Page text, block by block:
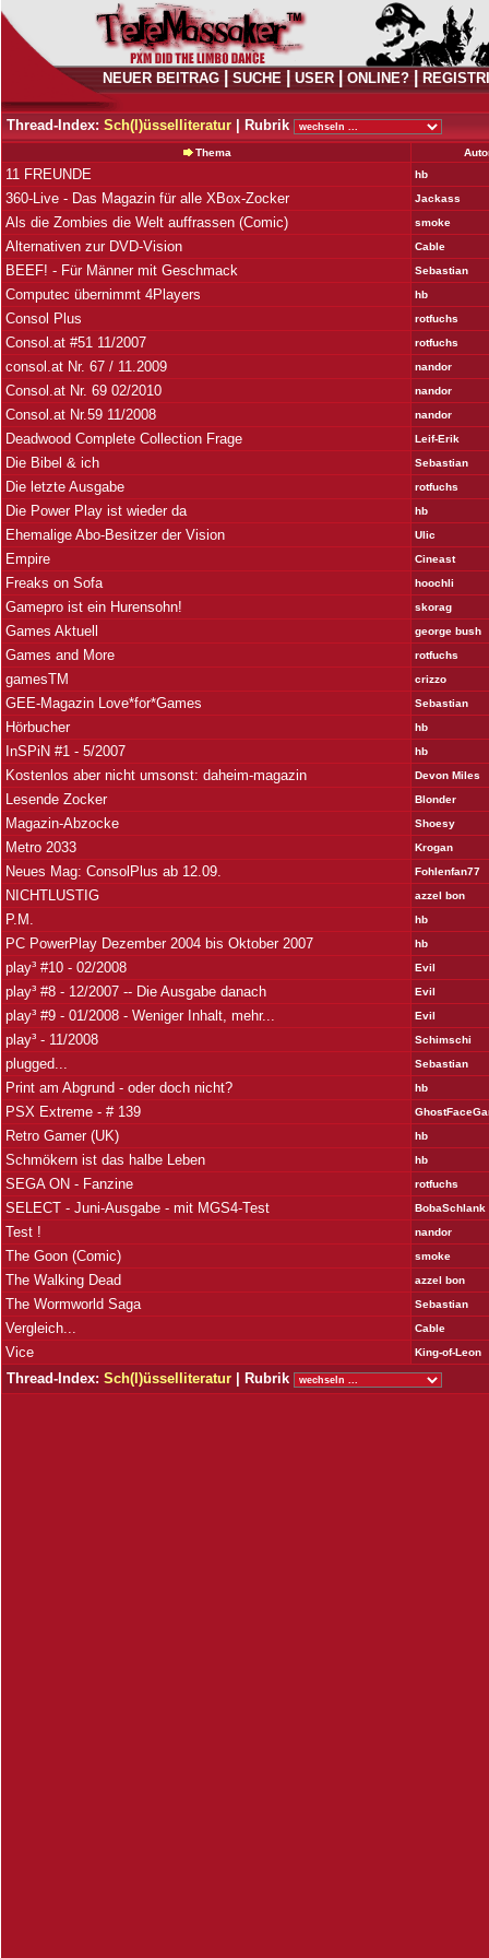
NEUER BEITRAG SUCHE USER ONLINE?
Thread-Index: Sch(l)üsselliteratur Rubrik
Thema
11 FREUNDE hb
360-Live - Das Magazin für alle XBox-Zocker Jackass
Als die Zombies die Welt auffrassen (Comic) smoke
Alternativen zur DVD-Vision Cable
BEEF! - Für Männer mit Geschmack Sebastian
Computec übernimmt 4Players hb
Consol Plus rotfuchs
Consol.at #51 11/2007 rotfuchs
consol.at Nr. 67 / 11.2009 nandor
Consol.at Nr. 69 02/2010 nandor
Consol.at Nr.59 11/2008 nandor
Deadwood Complete Collection Frage Leif-Erik
Die Bibel & ich Sebastian
Die letzte Ausgabe rotfuchs
Die Power Play ist wieder da hb
Ehemalige Abo-Besitzer der Vision Ulic
Empire Cineast
Freaks on Sofa hoochli
Gamepro ist ein Hurensohn! skorag
Games Aktuell george bush
Games and More rotfuchs
gamesTM crizzo
GEE-Magazin Love*for*Games Sebastian
Hörbucher hb
InSPiN #1 - 5/2007 hb
Kostenlos aber nicht umsonst: daheim-magazin Devon Miles
Lesende Zocker Blonder
Magazin-Abzocke Shoesy
Metro 2033 Krogan
Neues Mag: ConsolPlus ab 12.09. Fohlenfan77
NICHTLUSTIG azzel bon
P.M. hb
PC PowerPlay Dezember 2004 bis Oktober 2007 hb
play³ #10 - 02/2008 Evil
play³ #8 - 12/2007 -- Die Ausgabe danach Evil
play³ #9 - 01/2008 - Weniger Inhalt, mehr... Evil
play³ - 11/2008 Schimschi
plugged... Sebastian
Print am Abgrund - oder doch nicht? hb
PSX Extreme - # 139
Retro Gamer (UK) hb
Schmökern ist das halbe Leben hb
SEGA ON - Fanzine rotfuchs
SELECT - Juni-Ausgabe - mit MGS4-Test BobaSchlank
Test ! nandor
The Goon (Comic) smoke
The Walking Dead azzel bon
The Wormworld Saga Sebastian
Vergleich... Cable
Vice King-of-Leon
Thread-Index: Sch(l)üsselliteratur | Rubrik